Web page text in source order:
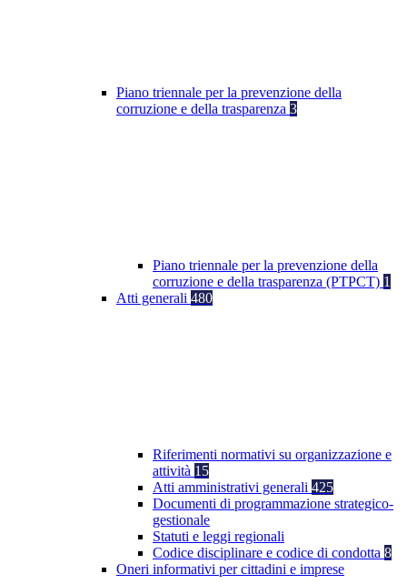
Piano triennale per la prevenzione della
corruzione e della trasparenza 3
Piano triennale per la prevenzione della
corruzione e della trasparenza (PTPCT) 1
Atti generali 480
Riferimenti normativi su organizzazione e
attività 15
Atti amministrativi generali 425
Documenti di programmazione strategico-
gestionale
Statuti e leggi regionali
Codice disciplinare e codice di condotta 8
Oneri informativi per cittadini e imprese